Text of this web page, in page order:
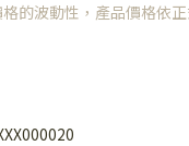
的波動性，產品價格依